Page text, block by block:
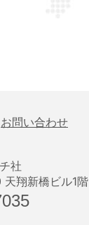
お問い合わせ
社
翔新橋ビル1階